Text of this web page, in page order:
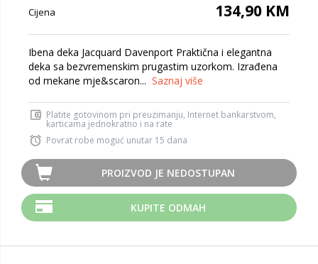
Cijena 134,90 KM
Ibena deka Jacquard Davenport Praktična i elegantna
deka sa bezvremenskim prugastim uzorkom. Izrađena
od mekane mje&scaron... Saznaj više
Platite gotovinom pri preuzimanju, Internet bankarstvom,
karticama jednokratno i na rate
Povrat robe moguć unutar 15 dana
PROIZVOD JE NEDOSTUPAN
KUPITE ODMAH